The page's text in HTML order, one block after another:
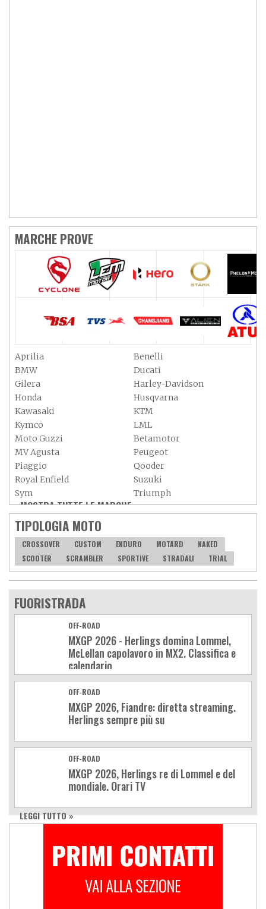
MARCHE PROVE
Aprilia
Benelli
BMW
Ducati
Gilera
Harley-Davidson
Honda
Husqvarna
Kawasaki
KTM
Kymco
LML
Moto Guzzi
Betamotor
MV Agusta
Peugeot
Piaggio
Qooder
Royal Enfield
Suzuki
Sym
Triumph
Vespa
Yamaha
Adiva
Aeon
Axy
Baotian
MOSTRA TUTTE LE MARCHE »
TIPOLOGIA MOTO
CROSSOVER CUSTOM ENDURO MOTARD
NAKED
SCOOTER
SCRAMBLER SPORTIVE STRADALI TRIAL
FUORISTRADA
OFF-ROAD
MXGP 2026 - Herlings domina Lommel,
McLellan capolavoro in MX2. Classifica e
calendario
OFF-ROAD
MXGP 2026, Fiandre: diretta streaming.
Herlings sempre più su
OFF-ROAD
MXGP 2026, Herlings re di Lommel e del
mondiale. Orari TV
LEGGI TUTTO »